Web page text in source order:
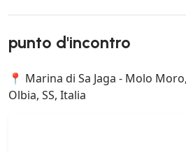
punto d'incontro
📍 Marina di Sa Jaga - Molo
Olbia, SS, Italia